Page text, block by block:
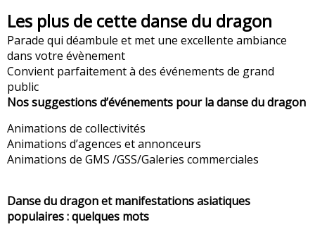
Les plus de cette danse du dragon
Parade qui déambule et met une excellente ambiance
dans votre évènement
Convient parfaitement à des événements de grand
public
Nos suggestions d’événements pour la danse du dragon
Animations de collectivités
Animations d’agences et annonceurs
Animations de GMS /GSS/Galeries commerciales
Danse du dragon et manifestations asiatiques
populaires : quelques mots